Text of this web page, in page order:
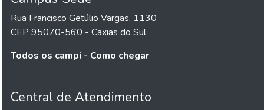
Rua Francisco Getúlio Vargas, 1130
CEP 95070-560 - Caxias do Sul
Todos os campi - Como chegar
Central de Atendimento